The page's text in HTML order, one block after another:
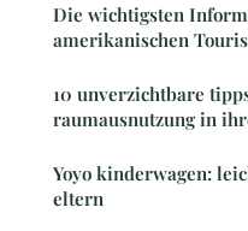
Die wichtigsten
amerikanischen
10 unverzichtbare
raumausnutzung in
Yoyo kinderwagen:
eltern